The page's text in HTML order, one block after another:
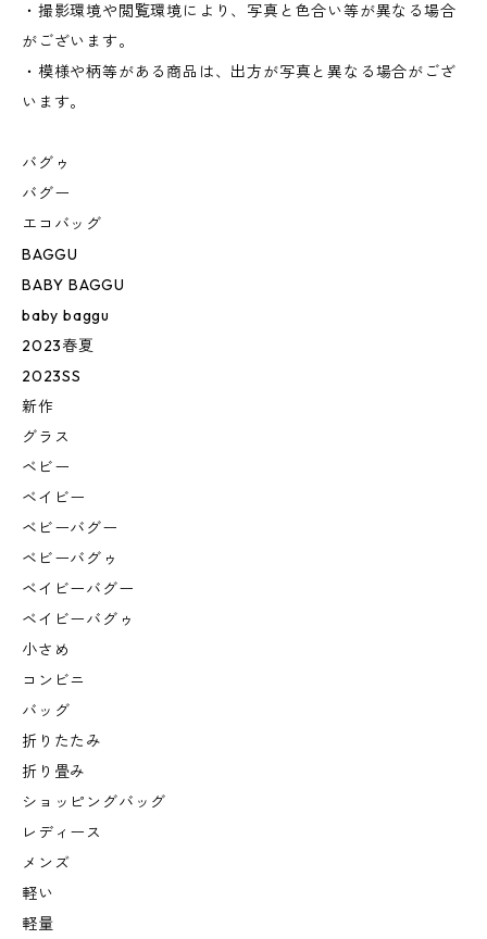
・撮影環境や閲覧環境により、写真と色合い等が異なる場合
がございます。
・模様や柄等がある商品は、出方が写真と異なる場合がござ
います。
バグゥ
バグー
エコバッグ
BAGGU
BABY BAGGU
baby baggu
2023春夏
2023SS
新作
グラス
ベビー
ベイビー
ベビーバグー
ベビーバグゥ
ベイビーバグー
ベイビーバグゥ
小さめ
コンビニ
バッグ
折りたたみ
折り畳み
ショッピングバッグ
レディース
メンズ
軽い
軽量